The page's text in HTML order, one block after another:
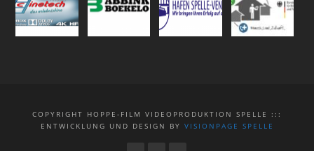
COPYRIGHT HOPPE-FILM VIDEOPRODUKTION SPELLE :::
ENTWICKLUNG UND DESIGN BY VISIONPAGE SPELLE